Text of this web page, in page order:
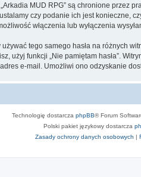
MUD RPG” są chronione przez
czy podanie ich jest konieczne,
włączenia lub wyłączenia
tego samego hasła na różnych
użyj funkcji „Nie pamiętam hasła”.
e-mail. Umożliwi ono odzyskanie
Technologię dostarcza phpBB® Forum
Polski pakiet językowy dostarcza
Zasady ochrony danych osobowych |